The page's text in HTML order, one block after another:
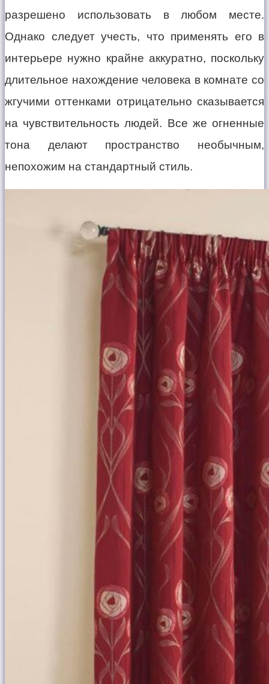
разрешено использовать в любом месте.
Однако следует учесть, что применять его в
интерьере нужно крайне аккуратно, поскольку
длительное нахождение человека в комнате со
жгучими оттенками отрицательно сказывается
на чувствительность людей. Все же огненные
тона делают пространство необычным,
непохожим на стандартный стиль.